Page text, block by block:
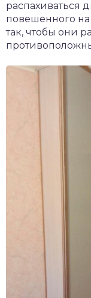
распахиваться
повешенного на
так, чтобы они